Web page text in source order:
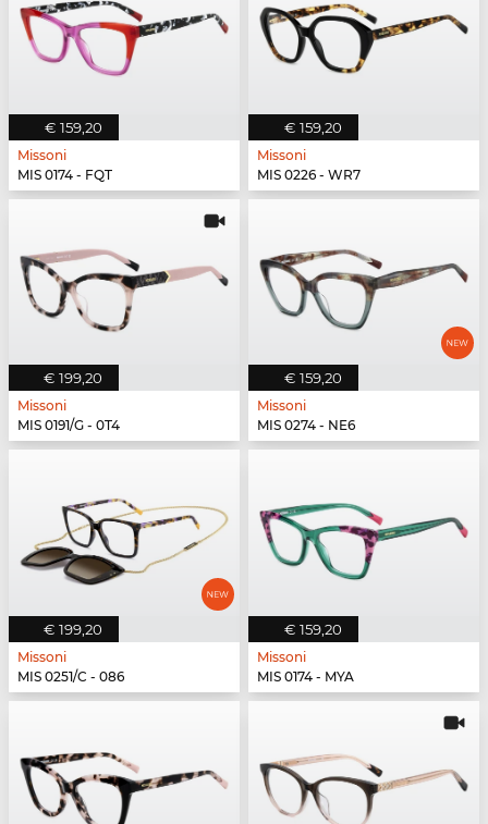
€ 159,20
Missoni
MIS 0174 - FQT
€ 159,20
Missoni
MIS 0226 - WR7
€ 199,20
Missoni
MIS 0191/G - 0T4
€ 159,20
Missoni
MIS 0274 - NE6
€ 199,20
Missoni
MIS 0251/C - 086
€ 159,20
Missoni
MIS 0174 - MYA